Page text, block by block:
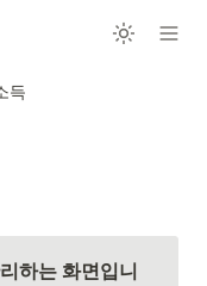
득
하는 화면입니